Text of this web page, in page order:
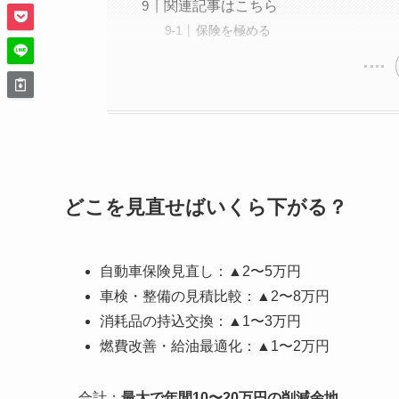
関連記事はこちら
保険を極める
どこを見直せばいくら下がる？
自動車保険見直し：▲2〜5万円
車検・整備の見積比較：▲2〜8万円
消耗品の持込交換：▲1〜3万円
燃費改善・給油最適化：▲1〜2万円